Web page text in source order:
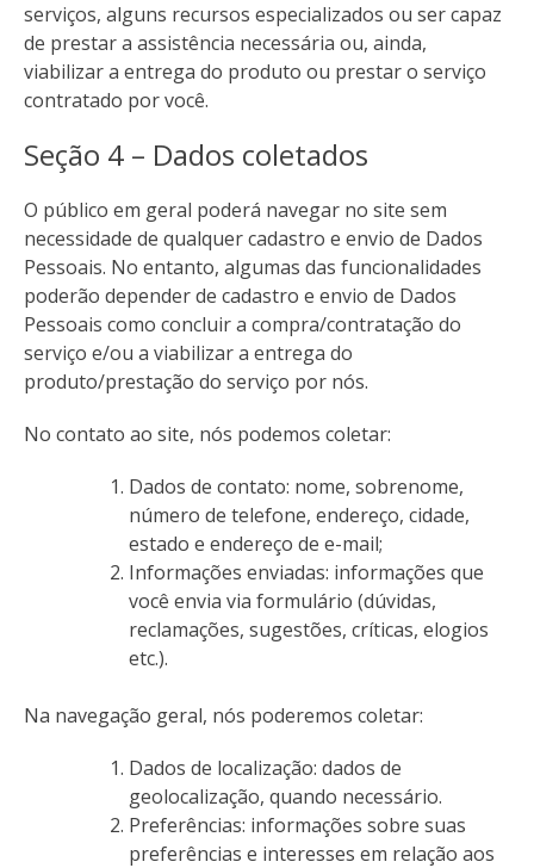
serviços, alguns recursos especializados ou ser capaz
de prestar a assistência necessária ou, ainda,
viabilizar a entrega do produto ou prestar o serviço
contratado por você.
Seção 4 – Dados coletados
O público em geral poderá navegar no site sem
necessidade de qualquer cadastro e envio de Dados
Pessoais. No entanto, algumas das funcionalidades
poderão depender de cadastro e envio de Dados
Pessoais como concluir a compra/contratação do
serviço e/ou a viabilizar a entrega do
produto/prestação do serviço por nós.
No contato ao site, nós podemos coletar:
Dados de contato: nome, sobrenome,
número de telefone, endereço, cidade,
estado e endereço de e-mail;
Informações enviadas: informações que
você envia via formulário (dúvidas,
reclamações, sugestões, críticas, elogios
etc.).
Na navegação geral, nós poderemos coletar:
Dados de localização: dados de
geolocalização, quando necessário.
Preferências: informações sobre suas
preferências e interesses em relação aos